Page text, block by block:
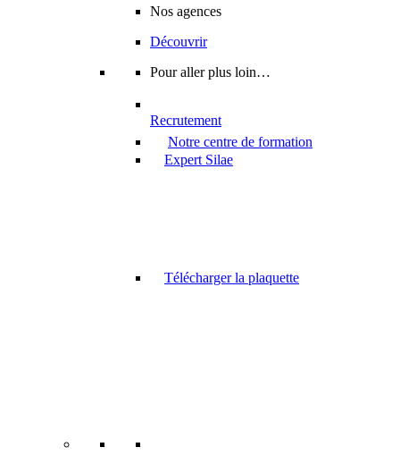
Nos agences
Découvrir
Pour aller plus loin…
Recrutement
Notre centre de formation
Expert Silae
Télécharger la plaquette